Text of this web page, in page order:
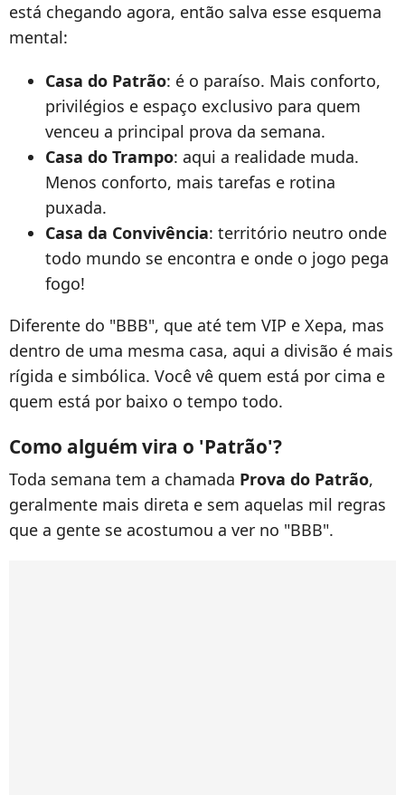
está chegando agora, então salva esse esquema
mental:
Casa do Patrão: é o paraíso. Mais conforto,
privilégios e espaço exclusivo para quem
venceu a principal prova da semana.
Casa do Trampo: aqui a realidade muda.
Menos conforto, mais tarefas e rotina
puxada.
Casa da Convivência: território neutro onde
todo mundo se encontra e onde o jogo pega
fogo!
Diferente do "BBB", que até tem VIP e Xepa, mas
dentro de uma mesma casa, aqui a divisão é mais
rígida e simbólica. Você vê quem está por cima e
quem está por baixo o tempo todo.
Como alguém vira o 'Patrão'?
Toda semana tem a chamada Prova do Patrão,
geralmente mais direta e sem aquelas mil regras
que a gente se acostumou a ver no "BBB".